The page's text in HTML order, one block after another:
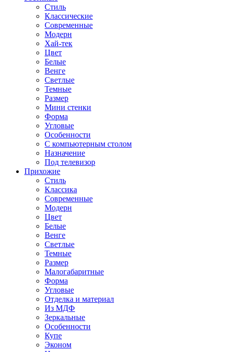
Стиль
Классические
Современные
Модерн
Хай-тек
Цвет
Белые
Венге
Светлые
Темные
Размер
Мини стенки
Форма
Угловые
Особенности
С компьютерным столом
Назначение
Под телевизор
Прихожие
Стиль
Классика
Современные
Модерн
Цвет
Белые
Венге
Светлые
Темные
Размер
Малогабаритные
Форма
Угловые
Отделка и материал
Из МДФ
Зеркальные
Особенности
Купе
Эконом